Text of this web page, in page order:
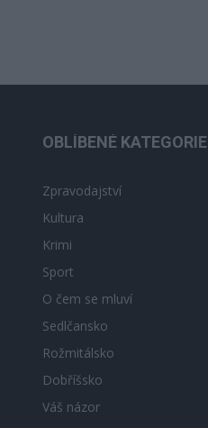
OBLÍBENÉ KATEGORIE
Zpravodajství
Kultura
Krimi
Sport
O čem se mluví
Sedlčansko
Rožmitálsko
Dobříšsko
Váš názor